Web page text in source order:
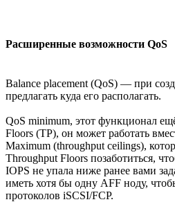
Расширенные возможности QoS
Balance placement (QoS) — при
предлагать куда его располагать.
QoS minimum, этот функционал
Floors (TP), он может работать
Maximum (throughput ceilings),
Throughput Floors позаботиться,
IOPS не упала ниже ранее вами
иметь хотя бы одну AFF ноду,
протоколов iSCSI/FCP.